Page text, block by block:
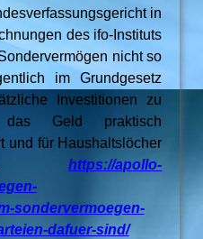
in
des ifo-Instituts
nicht so
im Grundgesetz
Investitionen zu
das Geld praktisch
und für Haushaltslöcher
…https://apollo-
sondervermoegen-
dafuer-sind/